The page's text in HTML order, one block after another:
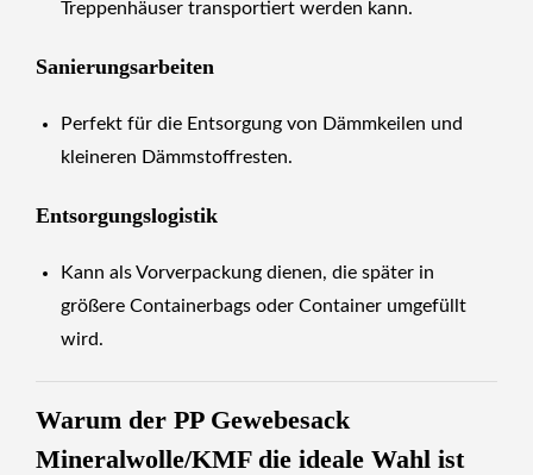
Treppenhäuser transportiert werden kann.
Sanierungsarbeiten
Perfekt für die Entsorgung von Dämmkeilen und
kleineren Dämmstoffresten.
Entsorgungslogistik
Kann als Vorverpackung dienen, die später in
größere Containerbags oder Container umgefüllt
wird.
Warum der PP Gewebesack
Mineralwolle/KMF die ideale Wahl ist